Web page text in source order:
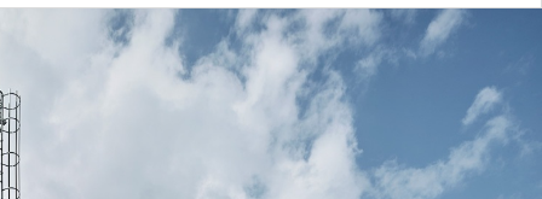
im Silo- und Anlagenbau
Soletechnik
Fördertechnik
Steuerungstechnik
Mess- und
Wiegetechnik
Mobiler Liftschacht
im Holzmodul
Neues Schulhaus zu
verkaufen
Occasionsmodule |
Büro und Verkauf